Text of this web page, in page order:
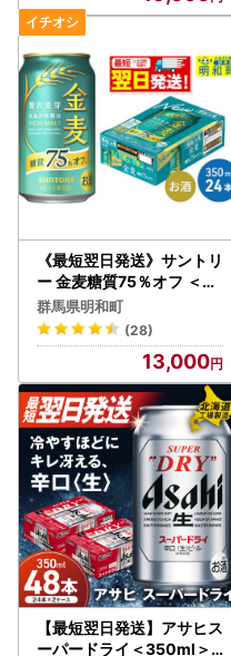
《最短翌日発送》サントリ
ー 金麦糖質75％オフ ＜35
0ml×24缶＞
群馬県明和町
(28)
13,000
【最短翌日発送】アサヒス
ーパードライ＜350ml＞2